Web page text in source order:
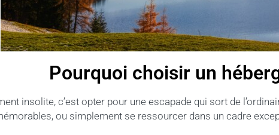
Pourquoi choisir un
insolite, c’est opter pour une escapade qui sort de
ou simplement se ressourcer dans un cadre